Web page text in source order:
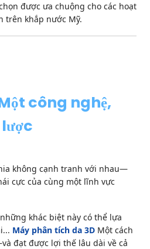
được ưa chuộng cho các hoạt
trên khắp nước Mỹ.
công nghệ,
không cạnh tranh với nhau—
cực của cùng một lĩnh vực
khác biệt này có thể lựa
Máy phân tích da 3DMột cách
đạt được lợi thế lâu dài về cả